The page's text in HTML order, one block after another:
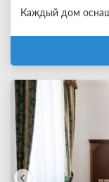
Каждый дом